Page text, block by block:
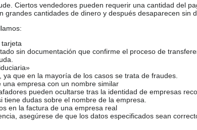
Ciertos vendedores pueden requerir una cantidad del
grandes cantidades de dinero y después desaparecen sin
sin documentación que confirme el proceso de
que en la mayoría de los casos se trata de fraudes.
empresa con un nombre similar
pueden ocultarse tras la identidad de empresas
tiene dudas sobre el nombre de la empresa.
en la factura de una empresa real
asegúrese de que los datos especificados sean